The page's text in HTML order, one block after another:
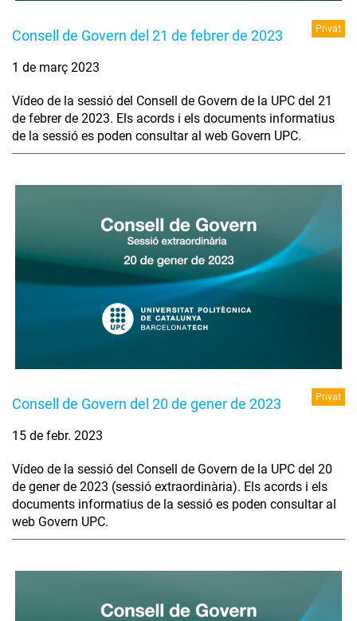
Consell de Govern del 21 de febrer de 2023 Privat
1 de març 2023
Vídeo de la sessió del Consell de Govern de la UPC del 21
de febrer de 2023. Els acords i els documents informatius
de la sessió es poden consultar al web Govern UPC.
Consell de Govern del 20 de gener de 2023 Privat
15 de febr. 2023
Vídeo de la sessió del Consell de Govern de la UPC del 20
de gener de 2023 (sessió extraordinària). Els acords i els
documents informatius de la sessió es poden consultar al
web Govern UPC.